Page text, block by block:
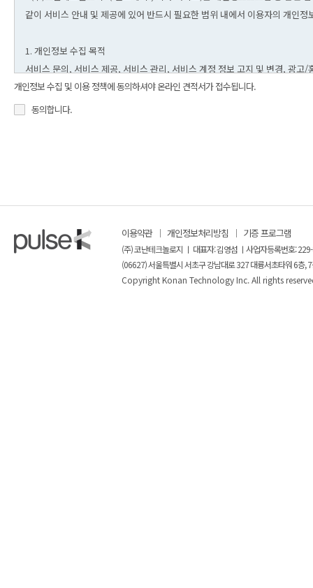
개인정보 수집 및 이용 정책에 동의하셔야 온라인 견적서가 접수됩니다.
동의합니다.
이용약관 개인정보처리방침 기증 프로그램
(주) 코난테크놀로지 ㅣ 대표자: 김영섬 ㅣ사업자등록번호:
(06627) 서울특별시 서초구 강남대로 327 대륭서초타워 6층,
Copyright Konan Technology Inc. All rights